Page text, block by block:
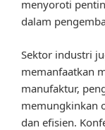
menyoroti
dalam
Sektor industri
memanfaatkan
manufaktur,
memungkinkan
dan efisien.